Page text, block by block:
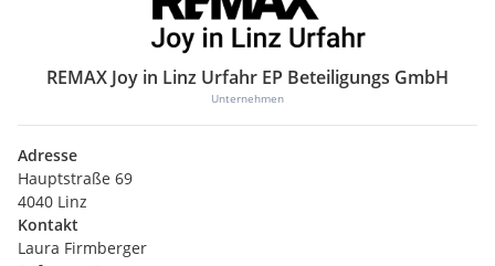
REMAX Joy in Linz Urfahr EP Beteiligungs GmbH
Unternehmen
Adresse
Hauptstraße 69
4040 Linz
Kontakt
Laura Firmberger